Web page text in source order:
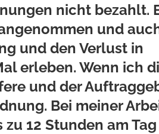
nicht bezahlt.
und
und den Verlust in
erleben. Wenn ich
und der
Bei meiner
12 Stunden am